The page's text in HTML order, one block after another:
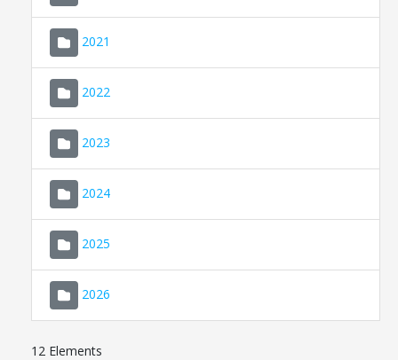
2021
2022
2023
2024
2025
2026
12 Elements